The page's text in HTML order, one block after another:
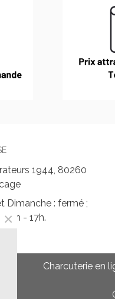
1944, 80260
Dimanche : fermé ;
: 9h - 17h.
Charcuterie en
×